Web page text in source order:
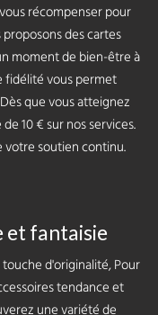
récompenser pour
des cartes
moment de bien-être à
fidélité vous permet
que vous atteignez
10 € sur nos services.
votre soutien continu.
et fantaisie
d'originalité, Pour
tendance et
une variété de